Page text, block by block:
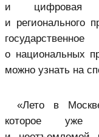
и цифровая
и регионального
о национальных
можно узнать на
«Лето в
которое уже